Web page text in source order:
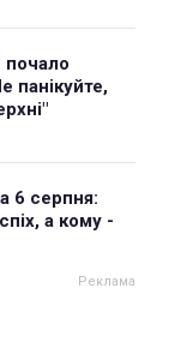
почало
панікуйте,
6 серпня:
а кому -